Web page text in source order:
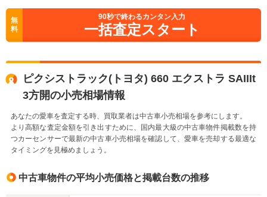
無
料
90秒で終わるカンタン入力
一括査定スタート
ピクシストラック(トヨタ) 660 エクストラ SAIIIt
3方開の小売相場情報
あなたの愛車を査定する時、買取業者は中古車小売相場を参考にします。
より高額な査定金額を引き出すために、国内最大級の中古車物件掲載数を持
つカーセンサーで最新の中古車小売相場を確認して、愛車を売却する最適な
タイミングを見極めましょう。
中古車物件の平均小売価格と掲載台数の推移